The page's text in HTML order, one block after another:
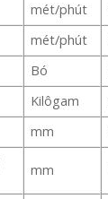
mét/phút
mét/phút
Bó
Kilôgam
mm
mm